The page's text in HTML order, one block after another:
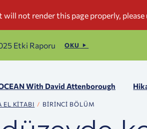
Etki Raporu OKU
With David Attenborough
EL KITABI BIRINCI BÖLÜM